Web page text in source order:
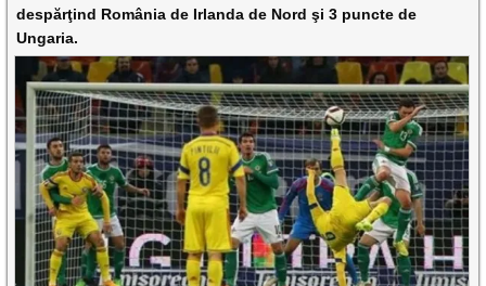
despărţind România de Irlanda de Nord şi 3 puncte de
Ungaria.